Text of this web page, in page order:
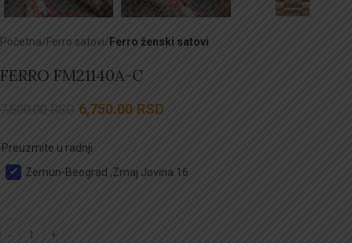
Početna Ferro satovi Ferro ženski satovi
FERRO FM21140A-C
7,500.00 RSD 6,750.00 RSD
Preuzmite u radnji
Zemun-Beograd ,Zmaj Jovina 16